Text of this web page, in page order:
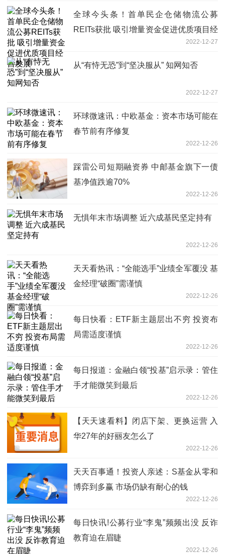
全球今头条！首单民企仓储物流公募
REITs获批 吸引增量资金促进优质项目经
2022-12-27
从“有恃无恐”到“坚决服从” 知网知否
2022-12-27
环球微速讯：中欧基金：资本市场可能在
春节前有序修复
2022-12-26
踩雷公司短期融资券 中邮基金旗下一债
基净值跌逾70%
2022-12-26
无惧年末市场调整 近六成基民坚定持有
2022-12-26
天天看热讯：“全能选手”业绩全军覆没 基
金经理“破圈”需谨慎
2022-12-26
每日快看：ETF新主题层出不穷 投资布
局需适度谨慎
2022-12-26
每日报道：金融白领“投基”启示录：管住
手才能微笑到最后
2022-12-26
【天天速看料】闭店下架、更换运营 入
华27年的好丽友怎么了
2022-12-26
天天百事通！投资人亲述：S基金从零和
博弈到多赢 市场仍缺有耐心的钱
2022-12-26
每日快讯!公募行业“李鬼”频频出没 反诈
教育迫在眉睫
2022-12-26